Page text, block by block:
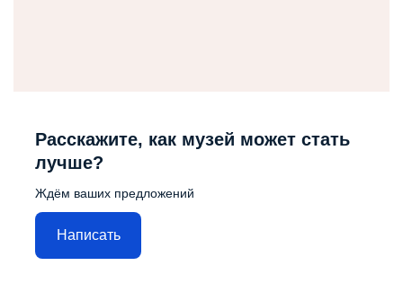
Расскажите, как музей может стать
лучше?
Ждём ваших предложений
Написать